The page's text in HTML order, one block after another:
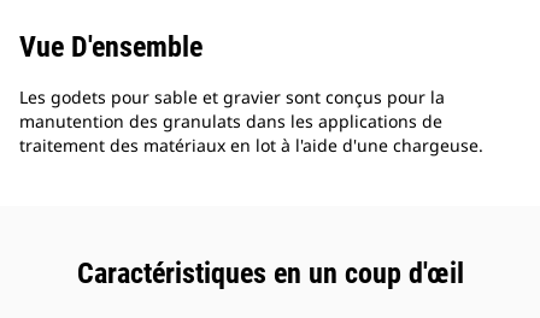
Vue D'ensemble
Les godets pour sable et gravier sont conçus pour la
manutention des granulats dans les applications de
traitement des matériaux en lot à l'aide d'une chargeuse.
Caractéristiques en un coup d'œil